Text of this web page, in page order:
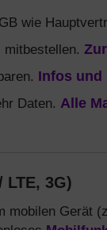
wie
Infos und
Daten. Alle
LTE, 3G)
mobilen Gerät